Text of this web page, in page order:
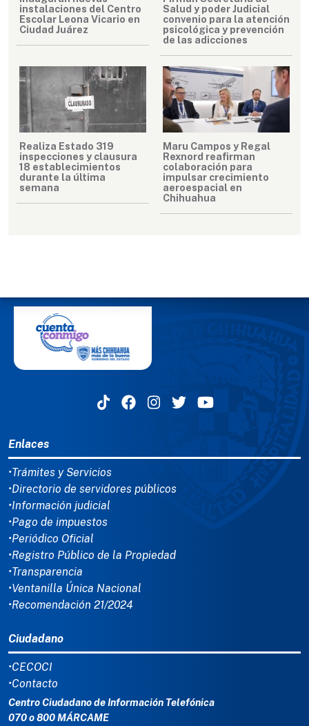
instalaciones del Centro
Escolar Leona Vicario en
Ciudad Juárez
Salud y poder Judicial
convenio para la atención
psicológica y prevención
de las adicciones
Realiza Estado 319
inspecciones y clausura
18 establecimientos
durante la última
semana
Maru Campos y Regal
Rexnord reafirman
colaboración para
impulsar crecimiento
aeroespacial en
Chihuahua
Enlaces
•Trámites y Servicios
•Directorio de servidores públicos
•Información judicial
•Pago de impuestos
•Periódico Oficial
•Registro Público de la Propiedad
•Transparencia
•Ventanilla Única Nacional
•Recomendación 21/2024
Ciudadano
•CECOCI
•Contacto
Centro Ciudadano de Información Telefónica
070 o 800 MÁRCAME